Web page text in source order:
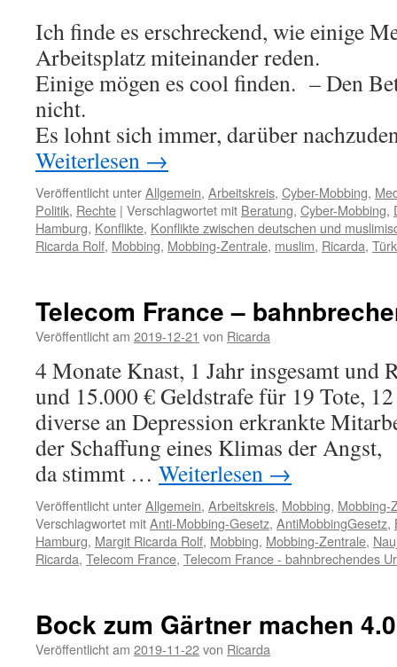
Ich finde es erschreckend, wie einige
Arbeitsplatz miteinander reden.
Einige mögen es cool finden. – Den
nicht.
Es lohnt sich immer, darüber
Weiterlesen →
Veröffentlicht unterAllgemein, Arbeitskreis, Cyber-Mobbing,
Politik, Rechte | Verschlagwortet mit Beratung, Cyber-Mobbing,
Hamburg, Konflikte, Konflikte zwischen deutschen und
Ricarda Rolf, Mobbing, Mobbing-Zentrale, muslim, Ricarda,
Telecom France –
Veröffentlicht am 2019-12-21 von Ricarda
4 Monate Knast, 1 Jahr insgesamt und
und 15.000 € Geldstrafe für 19 Tote,
diverse an Depression erkrankte
der Schaffung eines Klimas der Angst,
da stimmt … Weiterlesen →
Veröffentlicht unterAllgemein, Arbeitskreis, Mobbing, Mobbing-
Verschlagwortet mitAnti-Mobbing-Gesetz, AntiMobbingGesetz,
Hamburg, Margit Ricarda Rolf, Mobbing, Mobbing-Zentrale,
Ricarda, Telecom France, Telecom France - bahnbrechendes
Bock zum Gärtner machen 4.0
Veröffentlicht am 2019-11-22von Ricarda